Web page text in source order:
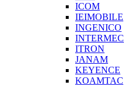
ICOM
IEIMOBILE
INGENICO
INTERMEC
ITRON
JANAM
KEYENCE
KOAMTAC